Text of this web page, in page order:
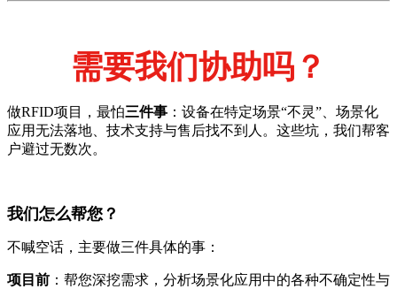
需要我们协助吗？
做RFID项目，最怕三件事 ：设备在特定场景“不灵”、场景化
应用无法落地、技术支持与售后找不到人。这些坑，我们帮客
户避过无数次。
我们怎么帮您？
不喊空话，主要做三件具体的事：
项目前 ：帮您深挖需求，分析场景化应用中的各种不确定性与